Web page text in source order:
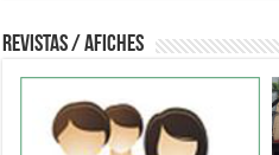
Revistas / Afiches